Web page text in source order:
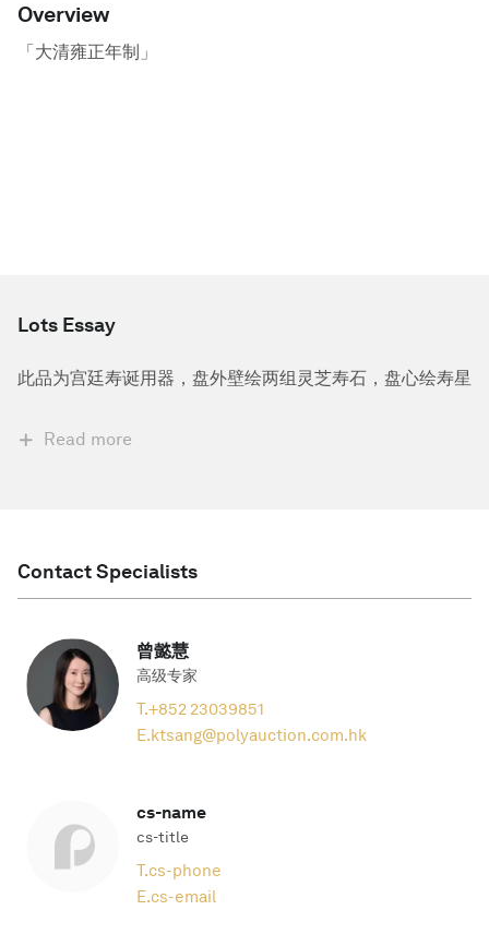
Overview
「大清雍正年制」
Lots Essay
此品为宫廷寿诞用器，盘外壁绘两组灵芝寿石，盘心绘寿星
Read more
Contact Specialists
曾懿慧
高级专家
T.+852 23039851
E.ktsang@polyauction.com.hk
cs-name
cs-title
T.cs-phone
E.cs-email